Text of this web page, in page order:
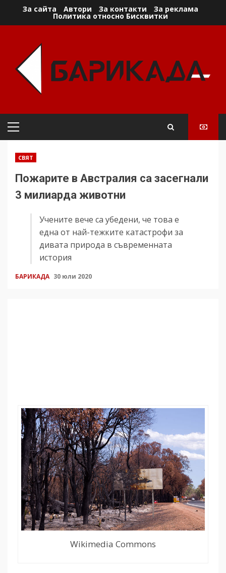
За сайта Автори За контакти За реклама
Политика относно Бисквитки
Primary
СВЯТ
Пожарите в Австралия са засегнали
3 милиарда животни
Учените вече са убедени, че това е
една от най-тежките катастрофи за
дивата природа в съвременната
история
БАРИКАДА 30 юли 2020
Wikimedia Commons